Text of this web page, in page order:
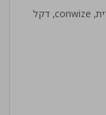
הכרות עם מערכות לניהול פרויקטים – בינארית, conwize, דקל